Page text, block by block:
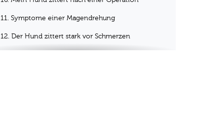
11. Symptome einer Magendrehung
12. Der Hund zittert stark vor Schmerzen